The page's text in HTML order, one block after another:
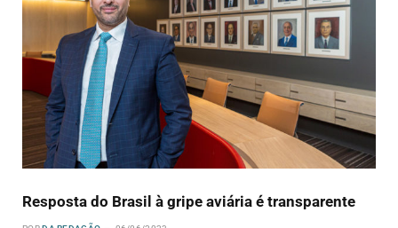
Resposta do Brasil à gripe aviária é transparente